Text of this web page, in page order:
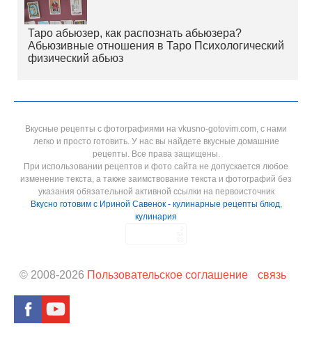
Таро абьюзер, как распознать абьюзера?
Абьюзивные отношения в Таро Психологический
физический абьюз
Вкусные рецепты с фотографиями на vkusno-gotovim.com, с нами
легко и просто готовить. У нас вы найдете вкусные домашние
рецепты. Все права защищены.
При использовании рецептов и фото сайта не допускается любое
изменение текста, а также заимствование текста и фотографий без
указания обязательной активной ссылки на первоисточник
Вкусно готовим с Ириной Савенок - кулинарные рецепты блюд,
кулинария
© 2008-2026 Пользовательское соглашение связь